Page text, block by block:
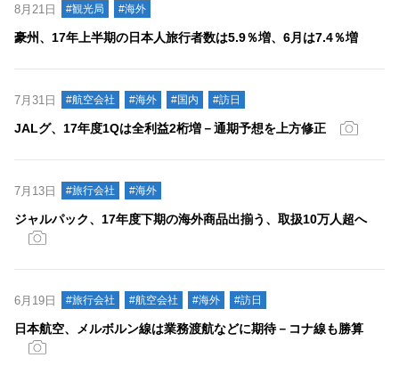
8月21日 #観光局 #海外
豪州、17年上半期の日本人旅行者数は5.9％増、6月は7.4％増
7月31日 #航空会社 #海外 #国内 #訪日
JALグ、17年度1Qは全利益2桁増－通期予想を上方修正
7月13日 #旅行会社 #海外
ジャルパック、17年度下期の海外商品出揃う、取扱10万人超へ
6月19日 #旅行会社 #航空会社 #海外 #訪日
日本航空、メルボルン線は業務渡航などに期待－コナ線も勝算